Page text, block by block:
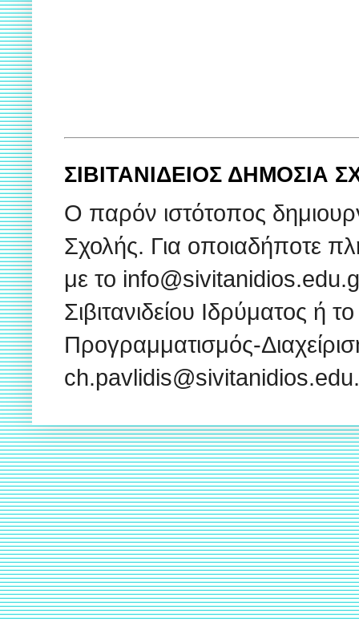
ΣΙΒΙΤΑΝΙΔΕΙΟΣ
Ο παρόν ιστότοπος
Σχολής. Για οποιαδήποτε
με το
Σιβιτανιδείου Ιδρύματος ή
Προγραμματισμός-